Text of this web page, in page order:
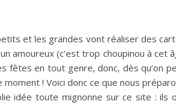
et les grandes vont réaliser des
amoureux (c’est trop choupinou à cet
fêtes en tout genre, donc, dès qu’on
! Voici donc ce que nous
idée toute mignonne sur ce site : ils